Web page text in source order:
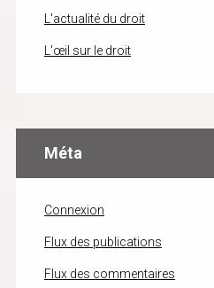
L'actualité du droit
L'œil sur le droit
Méta
Connexion
Flux des publications
Flux des commentaires